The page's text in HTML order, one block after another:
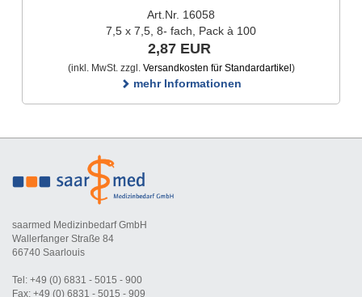
Art.Nr. 16058
7,5 x 7,5, 8- fach, Pack à 100
2,87 EUR
(inkl. MwSt. zzgl. Versandkosten für Standardartikel)
mehr Informationen
saarmed Medizinbedarf GmbH
Wallerfanger Straße 84
66740 Saarlouis
Tel: +49 (0) 6831 - 5015 - 900
Fax: +49 (0) 6831 - 5015 - 909